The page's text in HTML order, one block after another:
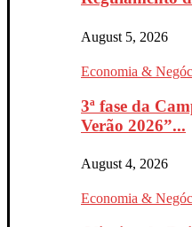
August 5, 2026
Economia &
3ª fase da
Verão 2026”...
August 4, 2026
Economia &